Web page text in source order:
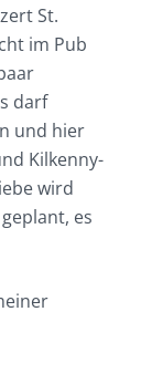
St.
im Pub
darf
und hier
Kilkenny-
wird
es